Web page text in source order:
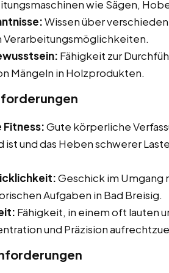
wie Sägen,
Wissen über
Verarbeitungsmöglichkeiten.
Fähigkeit zur
Mängeln in Holzprodukten.
Fitness:Gute körperliche
ist und das Heben schwerer
Geschick im Umgang
Aufgaben in Bad Breisig.
Fähigkeit, in einem oft lauten
und Präzision